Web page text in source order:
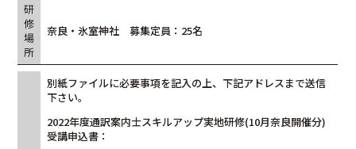
研
修
場
所
奈良・氷室神社 募集定員：25名
別紙ファイルに必要事項を記入の上、下記アドレスまで送信
下さい。
2022年度通訳案内士スキルアップ実地研修(10月奈良開催分)
受講申込書：